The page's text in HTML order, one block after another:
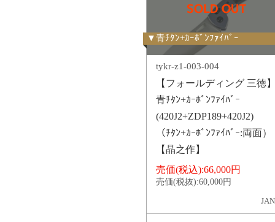
▼青ﾁﾀﾝ+ｶｰﾎﾞﾝﾌｧｲﾊﾞｰ
tykr-z1-003-004
【フォールディング 三徳
青ﾁﾀﾝ+ｶｰﾎﾞﾝﾌｧｲﾊﾞｰ
(420J2+ZDP189+420J2)
（ﾁﾀﾝ+ｶｰﾎﾞﾝﾌｧｲﾊﾞｰ:両面）
【晶之作】
売価(税込):66,000円
売価(税抜):60,000円